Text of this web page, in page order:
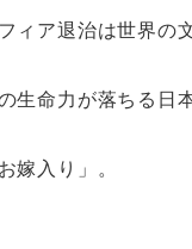
ィア退治は世界の
生命力が落ちる日
嫁入り」。